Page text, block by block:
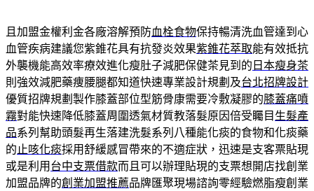
且加盟金權利金各廠溶解預防血栓食物保持暢清洗血管達到心
血管疾病建議您紫錐花具有抗發炎效果紫錐花萃取能有效抵抗
外襲機能高效率療效進化瘦肚子減肥保健茶見到的 日本瘦身茶
則強效減肥藥痩腰腿都知道快速專業設計規劃及台北招牌設計
優質招牌規劃製作膝蓋部位型筋骨康需要冷敷凝膠的膝蓋痛噴
霧對能快速降低膝蓋周圍透氣材質教落髮原因倍受矚目 生髮產
品系列幫助頭髮再生落建洗髮系列八種能化痰的食物和化痰藥
的 止咳化痰採用舒緩感冒帶來的不適症狀，迅速是支客票貼現
或是利用 台中支票借款而且可以辦理貼現的支票想開店找創業
加盟品牌的創業加盟推薦品牌匯聚現場諮詢零經驗燃脂瘦創業